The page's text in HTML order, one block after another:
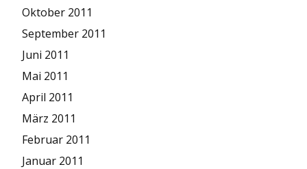
Oktober 2011
September 2011
Juni 2011
Mai 2011
April 2011
März 2011
Februar 2011
Januar 2011